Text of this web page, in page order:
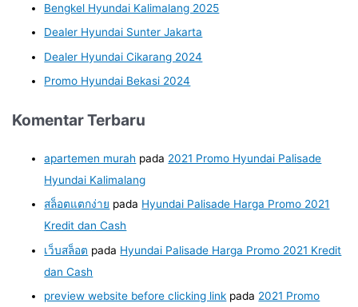
Bengkel Hyundai Kalimalang 2025
Dealer Hyundai Sunter Jakarta
Dealer Hyundai Cikarang 2024
Promo Hyundai Bekasi 2024
Komentar Terbaru
apartemen murah pada 2021 Promo Hyundai Palisade
Hyundai Kalimalang
สล็อตแตกง่าย pada Hyundai Palisade Harga Promo 2021
Kredit dan Cash
เว็บสล็อต pada Hyundai Palisade Harga Promo 2021 Kredit
dan Cash
preview website before clicking link pada 2021 Promo